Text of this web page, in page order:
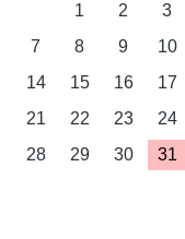
1
2 3
7
8 9 10
14
15 16 17
21
22 23 24
28
29 30 31